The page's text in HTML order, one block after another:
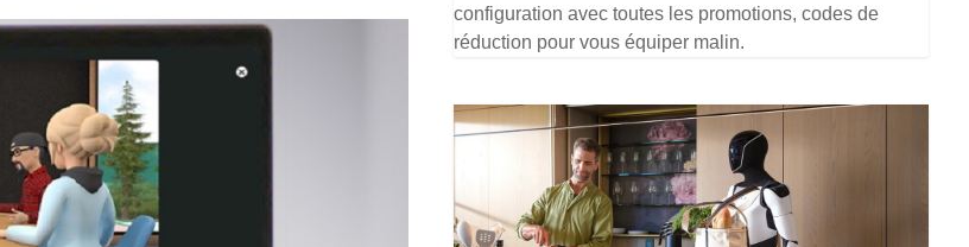
configuration avec toutes les promotions, codes de
réduction pour vous équiper malin.